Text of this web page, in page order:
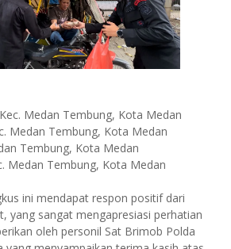
Medan Tembung, Kota Medan
Medan Tembung, Kota Medan
Tembung, Kota Medan
Medan Tembung, Kota Medan
ini mendapat respon positif dari
yang sangat mengapresiasi perhatian
oleh personil Sat Brimob Polda